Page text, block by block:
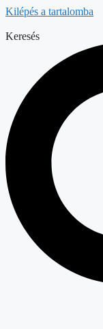
Kilépés a tartalomba
Keresés